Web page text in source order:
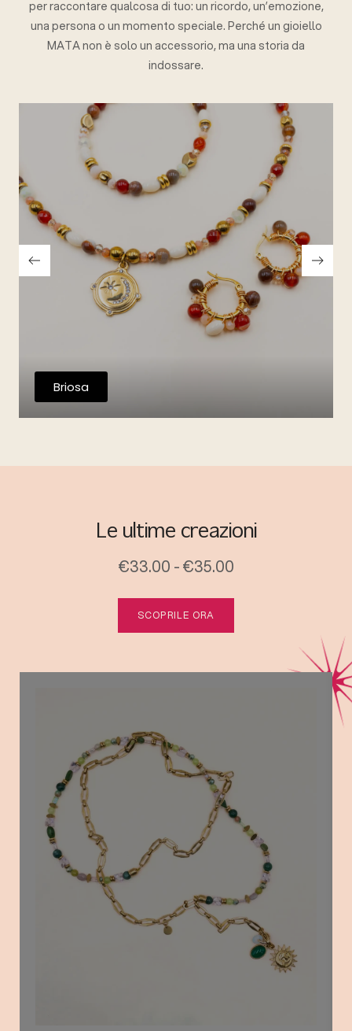
per raccontare qualcosa di tuo: un ricordo, un’emozione,
una persona o un momento speciale. Perché un gioiello
MATA non è solo un accessorio, ma una storia da
indossare.
Briosa
Le ultime creazioni
€33.00 - €35.00
SCOPRILE ORA